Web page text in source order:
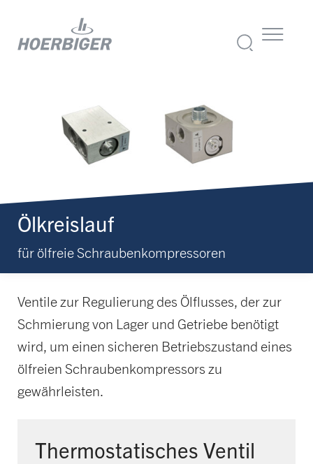
Ölkreislauf
für ölfreie Schraubenkompressoren
Ventile zur Regulierung des Ölflusses, der zur
Schmierung von Lager und Getriebe benötigt
wird, um einen sicheren Betriebszustand eines
ölfreien Schraubenkompressors zu
gewährleisten.
Thermostatisches Ventil